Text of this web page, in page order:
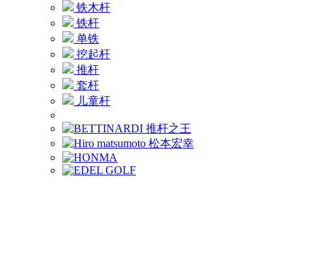
铁木杆
铁杆
单铁
挖起杆
推杆
套杆
儿童杆